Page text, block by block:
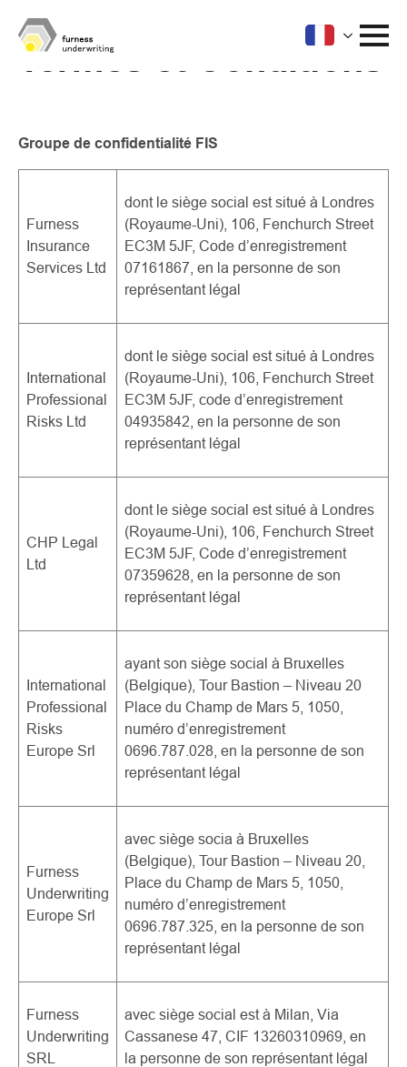
Termes et Conditions
Groupe de confidentialité FIS
Furness
Insurance
Services Ltd
dont le siège social est situé à Londres
(Royaume-Uni), 106, Fenchurch Street
EC3M 5JF, Code d’enregistrement
07161867, en la personne de son
représentant légal
International
Professional
Risks Ltd
dont le siège social est situé à Londres
(Royaume-Uni), 106, Fenchurch Street
EC3M 5JF, code d’enregistrement
04935842, en la personne de son
représentant légal
CHP Legal
Ltd
dont le siège social est situé à Londres
(Royaume-Uni), 106, Fenchurch Street
EC3M 5JF, Code d’enregistrement
07359628, en la personne de son
représentant légal
International
Professional
Risks
Europe Srl
ayant son siège social à Bruxelles
(Belgique), Tour Bastion – Niveau 20
Place du Champ de Mars 5, 1050,
numéro d’enregistrement
0696.787.028, en la personne de son
représentant légal
Furness
Underwriting
Europe Srl
avec siège socia à Bruxelles
(Belgique), Tour Bastion – Niveau 20,
Place du Champ de Mars 5, 1050,
numéro d’enregistrement
0696.787.325, en la personne de son
représentant légal
Furness
Underwriting
SRL
avec siège social est à Milan, Via
Cassanese 47, CIF 13260310969, en
la personne de son représentant légal